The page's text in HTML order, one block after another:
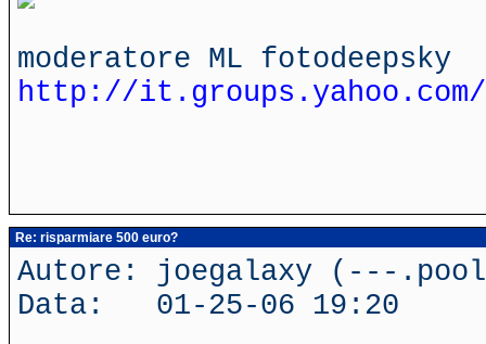
moderatore ML fotodeepsky
http://it.groups.yahoo.com/
Re: risparmiare 500 euro?
Autore: joegalaxy (---
Data: 01-25-06 19:20